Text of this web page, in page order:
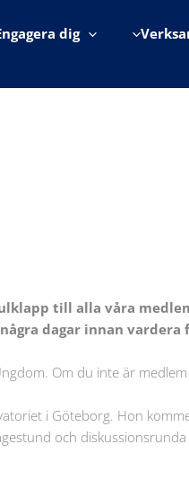
dig
till alla våra
dagar innan vardera
Om du inte är
i Göteborg. Hon
och